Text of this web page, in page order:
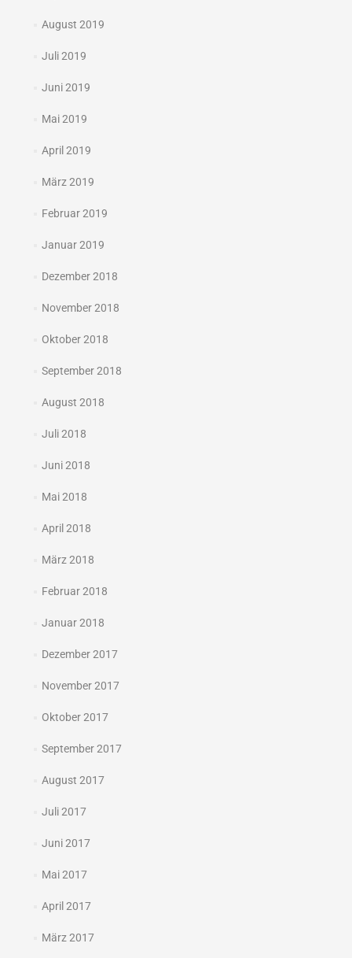
August 2019
Juli 2019
Juni 2019
Mai 2019
April 2019
März 2019
Februar 2019
Januar 2019
Dezember 2018
November 2018
Oktober 2018
September 2018
August 2018
Juli 2018
Juni 2018
Mai 2018
April 2018
März 2018
Februar 2018
Januar 2018
Dezember 2017
November 2017
Oktober 2017
September 2017
August 2017
Juli 2017
Juni 2017
Mai 2017
April 2017
März 2017